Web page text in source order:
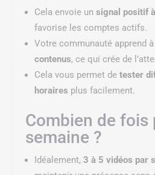
Cela envoie unsignal positif
favorise les comptes actifs.
Votre communauté apprend
contenus, ce qui crée de
Cela vous permet detester
horaires plus facilement.
Combien de fois
semaine ?
Idéalement,3 à 5 vidéos par